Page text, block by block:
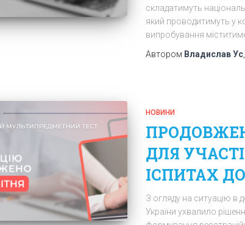
складатимуть
який проводитимуть у
випробування
Автором Владислав Ус
НОВИНИ
ДЛЯ
ІСПИТАХ
З огляду на ситуацію в
України ухвалило